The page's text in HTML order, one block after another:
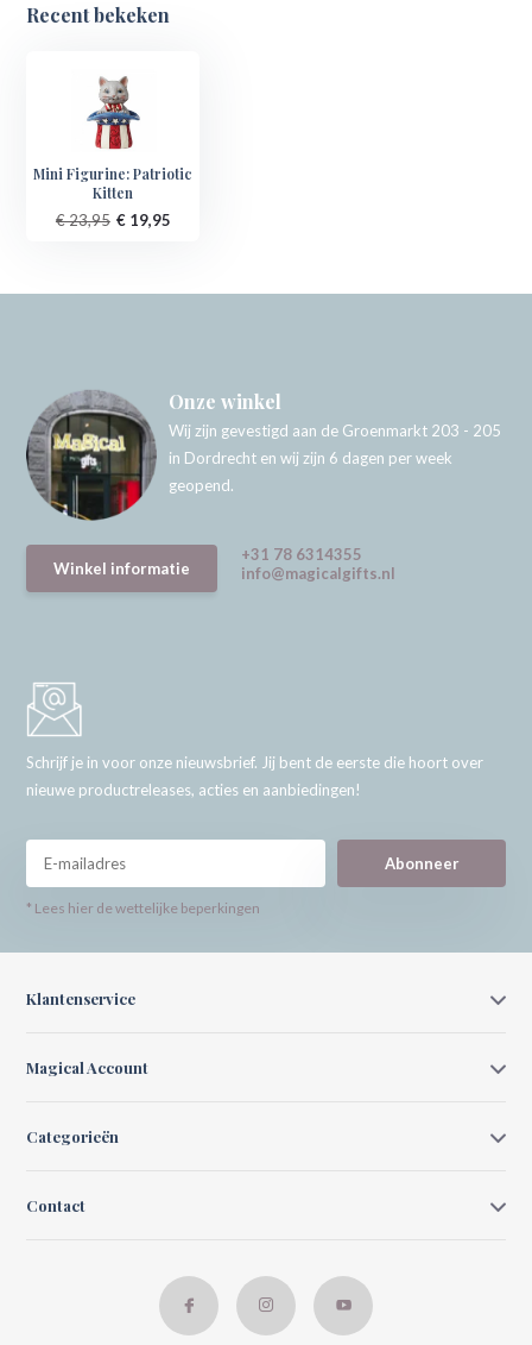
Recent bekeken
Mini Figurine: Patriotic
Kitten
€ 23,95 € 19,95
Onze winkel
Wij zijn gevestigd aan de Groenmarkt 203 - 205
in Dordrecht en wij zijn 6 dagen per week
geopend.
Winkel informatie
+31 78 6314355
info@magicalgifts.nl
Schrijf je in voor onze nieuwsbrief. Jij bent de eerste die hoort over
nieuwe productreleases, acties en aanbiedingen!
Abonneer
* Lees hier de wettelijke beperkingen
Klantenservice
Magical Account
Categorieën
Contact